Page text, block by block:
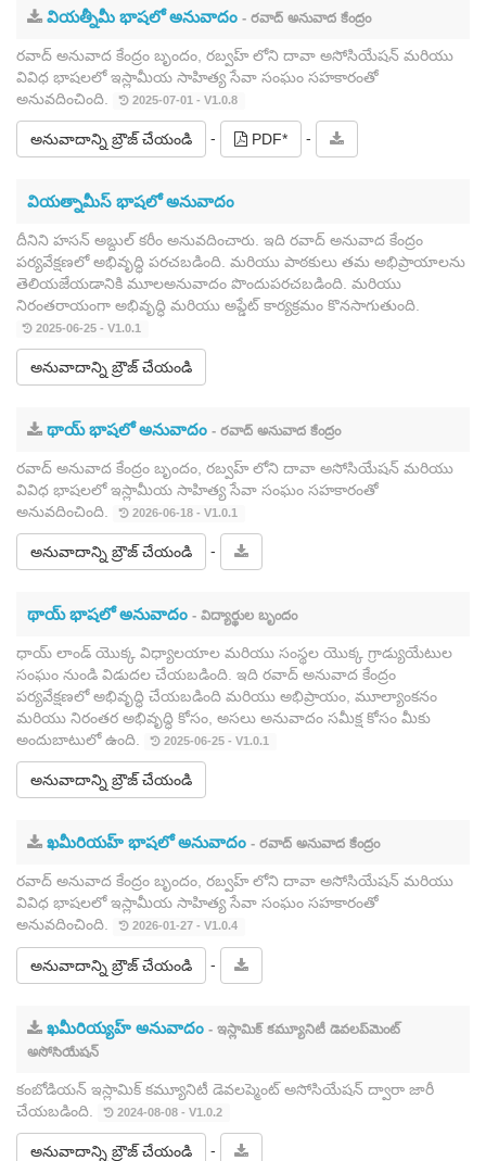
వియత్నీమీ భాషలో అనువాదం - రవాద్ అనువాద కేంద్రం
రవాద్ అనువాద కేంద్రం బృందం, రబ్వహ్ లోని దావా అసోసియేషన్ మరియు
వివిధ భాషలలో ఇస్లామీయ సాహిత్య సేవా సంఘం సహకారంతో
అనువదించింది.
2025-07-01 - V1.0.8
అనువాదాన్ని బ్రౌజ్ చేయండి - PDF* -
వియత్నామీస్ భాషలో అనువాదం
దీనిని హసన్ అబ్దుల్ కరీం అనువదించారు. ఇది రవాద్ అనువాద కేంద్రం
పర్యవేక్షణలో అభివృద్ధి పరచబడింది. మరియు పాఠకులు తమ అభిప్రాయాలను
తెలియజేయడానికి మూలఅనువాదం పొందుపరచబడింది. మరియు
నిరంతరాయంగా అభివృద్ధి మరియు అప్డేట్ కార్యక్రమం కొనసాగుతుంది.
2025-06-25 - V1.0.1
అనువాదాన్ని బ్రౌజ్ చేయండి
థాయ్ భాషలో అనువాదం - రవాద్ అనువాద కేంద్రం
రవాద్ అనువాద కేంద్రం బృందం, రబ్వహ్ లోని దావా అసోసియేషన్ మరియు
వివిధ భాషలలో ఇస్లామీయ సాహిత్య సేవా సంఘం సహకారంతో
అనువదించింది.
2026-06-18 - V1.0.1
అనువాదాన్ని బ్రౌజ్ చేయండి -
థాయ్ భాషలో అనువాదం - విద్యార్థుల బృందం
ధాయ్ లాండ్ యొక్క విధ్యాలయాల మరియు సంస్థల యొక్క గ్రాడ్యుయేటుల
సంఘం నుండి విడుదల చేయబడింది. ఇది రవాద్ అనువాద కేంద్రం
పర్యవేక్షణలో అభివృద్ధి చేయబడింది మరియు అభిప్రాయం, మూల్యాంకనం
మరియు నిరంతర అభివృద్ధి కోసం, అసలు అనువాదం సమీక్ష కోసం మీకు
అందుబాటులో ఉంది.
2025-06-25 - V1.0.1
అనువాదాన్ని బ్రౌజ్ చేయండి
ఖమీరియహ్ భాషలో అనువాదం - రవాద్ అనువాద కేంద్రం
రవాద్ అనువాద కేంద్రం బృందం, రబ్వహ్ లోని దావా అసోసియేషన్ మరియు
వివిధ భాషలలో ఇస్లామీయ సాహిత్య సేవా సంఘం సహకారంతో
అనువదించింది.
2026-01-27 - V1.0.4
అనువాదాన్ని బ్రౌజ్ చేయండి -
ఖమీరియ్యహ్ అనువాదం - ఇస్లామిక్ కమ్యూనిటీ డెవలప్‌మెంట్
అసోసియేషన్
కంబోడియన్ ఇస్లామిక్ కమ్యూనిటీ డెవలప్మెంట్ అసోసియేషన్ ద్వారా జారీ
చేయబడింది.
2024-08-08 - V1.0.2
అనువాదాన్ని బ్రౌజ్ చేయండి -